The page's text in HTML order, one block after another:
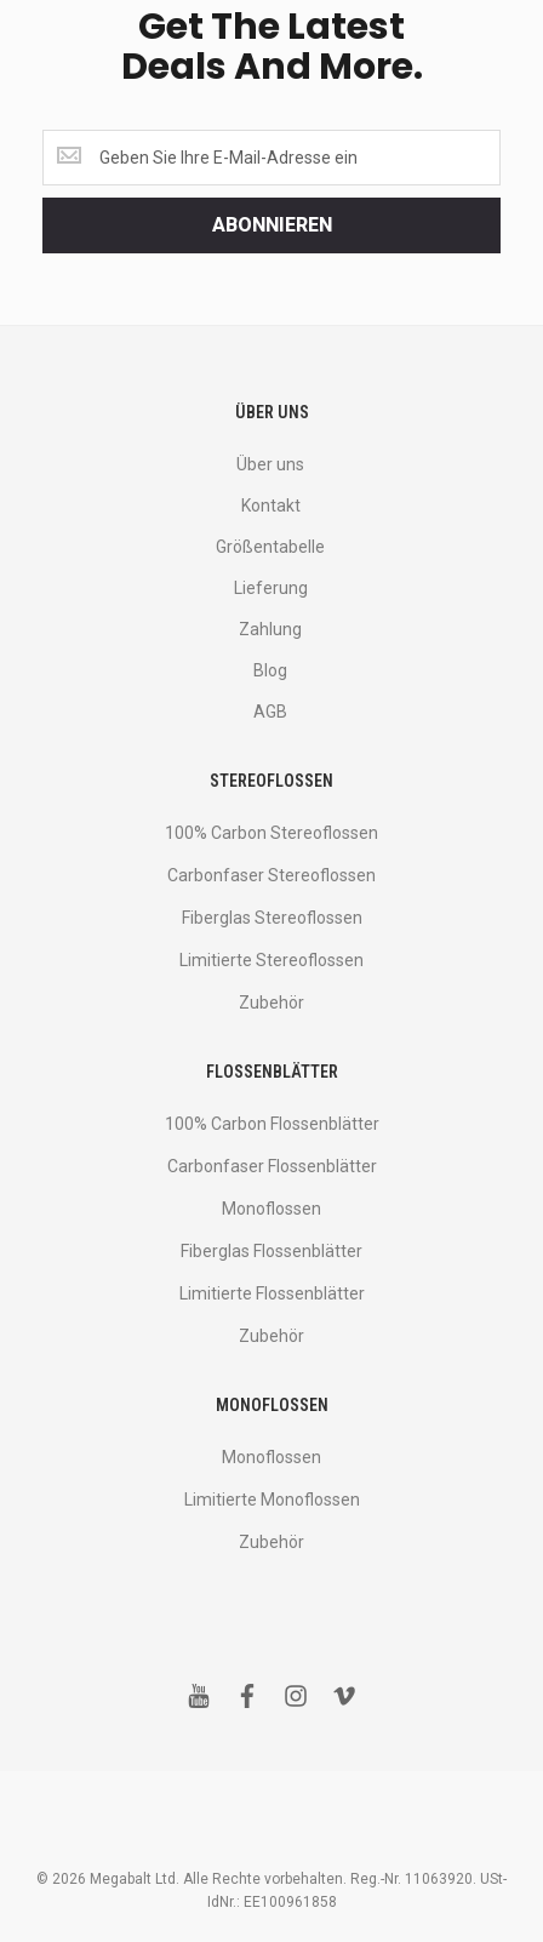
Get The Latest
Deals And More.
the
latest
ABONNIEREN
ÜBER UNS
Über uns
Kontakt
Größentabelle
Lieferung
Zahlung
Blog
AGB
STEREOFLOSSEN
100% Carbon Stereoflossen
Carbonfaser Stereoflossen
Fiberglas Stereoflossen
Limitierte Stereoflossen
Zubehör
FLOSSENBLÄTTER
100% Carbon Flossenblätter
Carbonfaser Flossenblätter
Monoflossen
Fiberglas Flossenblätter
Limitierte Flossenblätter
Zubehör
MONOFLOSSEN
Monoflossen
Limitierte Monoflossen
Zubehör
y f i v
© 2026 Megabalt Ltd. Alle Rechte vorbehalten. Reg.-Nr. 11063920. USt-
IdNr.: EE100961858